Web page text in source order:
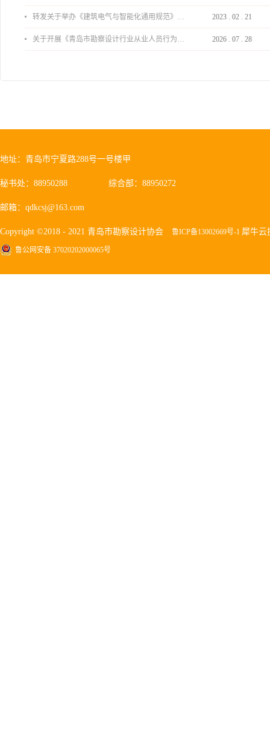
转发关于举办《建筑电气与智能化通用规范》 GB55024-2022公益宣贯的通知 2023 . 02 . 21
关于开展《青岛市勘察设计行业从业人员行为导则》、《青岛市住宅工程设计审查品质提升指引（2026版）》宣贯活动的通知 2026 . 07 . 28
地址：青岛市宁夏路288号一号楼甲
秘书处：88950288 综合部：88950272
邮箱：qdkcsj@163.com
Copyright ©2018 - 2021 青岛市勘察设计协会 鲁ICP备13002669号-1 犀牛云
鲁公网安备 37020202000065号